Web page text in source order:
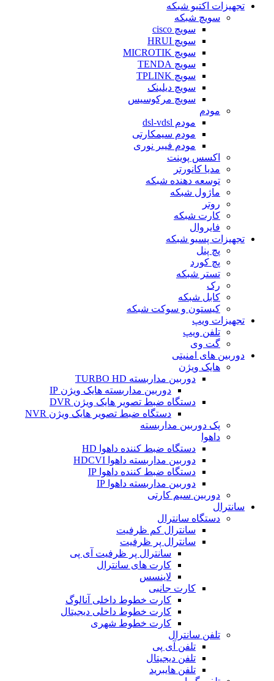
تجهیزات اکتیو شبکه
سویچ شبکه
سویچ cisco
سویچ HRUI
سویچ MICROTIK
سویچ TENDA
سویچ TPLINK
سویچ دیلینک
سویچ مرکوسیس
مودم
مودم dsl-vdsl
مودم سیمکارتی
مودم فیبر نوری
اکسس پوینت
مدیا کانورتر
توسعه دهنده شبکه
ماژول شبکه
روتر
کارت شبکه
فایروال
تجهیزات پسیو شبکه
پچ پنل
پچ کورد
تستر شبکه
رک
کابل شبکه
کیستون و سوکت شبکه
تجهیزات ویپ
تلفن ویپ
گت وی
دوربین های امنیتی
هایک ویژن
دوربین مداربسته TURBO HD
دوربین مداربسته هایک ویژن IP
دستگاه ضبط تصویر هایک ویژن DVR
دستگاه ضبط تصویر هایک ویژن NVR
پک دوربین مداربسته
داهوا
دستگاه ضبط کننده داهوا HD
دوربین مداربسته داهوا HDCVI
دستگاه ضبط کننده داهوا IP
دوربین مداربسته داهوا IP
دوربین سیم کارتی
سانترال
دستگاه سانترال
سانترال کم ظرفیت
سانترال پر ظرفیت
سانترال پر ظرفیت آی پی
کارت های سانترال
لاینسس
کارت جانبی
کارت خطوط داخلی آنالوگ
کارت خطوط داخلی دیجیتال
کارت خطوط شهری
تلفن سانترال
تلفن آی پی
تلفن دیجیتال
تلفن هایبرید